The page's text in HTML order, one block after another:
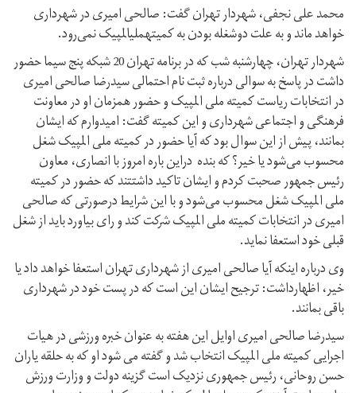
محمد علی نجفی، شهردار تهران گفت: صالحی امیری در شهرداری
خواهد ماند و به علت دوشغله بودن به کمیتهملیالمپیک نمی‌رود.
شهردار تهران، چهارشنبه شب که در برنامه تهران 20 شبکه پنج سیما حضور
داشت در پاسخ به سوالی درباره ثبت نام احتمالی سیدرضا صالحی امیری
در انتخابات ریاست کمیته ملی المپیک و حضور همزمان او در معاونت
فرهنگی و اجتماعی شهرداری و این کمیته گفت: امیدوارم که ایشان
بمانند، پیش از این سوال بود که آیا حضور در کمیته ملی المپیک شغل
محسوب می‌شود یا خیر؟ که بنده دراین باره امروز با انصاری، معاون
رئیس جمهور صحبت کردم و ایشان تاکید داشتتند که حضور در کمیته
ملی المپیک شغل محسوب می‌شود و با این شرایط درصورتی که صالحی
امیری در انتخابات کمیته ملی المپیک شرکت کند و رای بیاورد باید از شغل
قبلی خود استعفا نماید.
وی درباره اینکه آیا صالحی امیری از شهرداری تهران استعفا خواهد داد یا
خیر، اظهارداشت: ترجیح ایشان این است که در پست خود در شهرداری
باقی بمانند.
سیدرضا صالحی امیری اوایل این هفته به عنوان خبره ورزشی در هیات
اجرایی کمیته ملی المپیک انتخاب شد و گفته می شود او که به حلقه یاران
حسن روحانی، رئیس جمهوری نزدیک است گزینه دولت و وزارت ورزش